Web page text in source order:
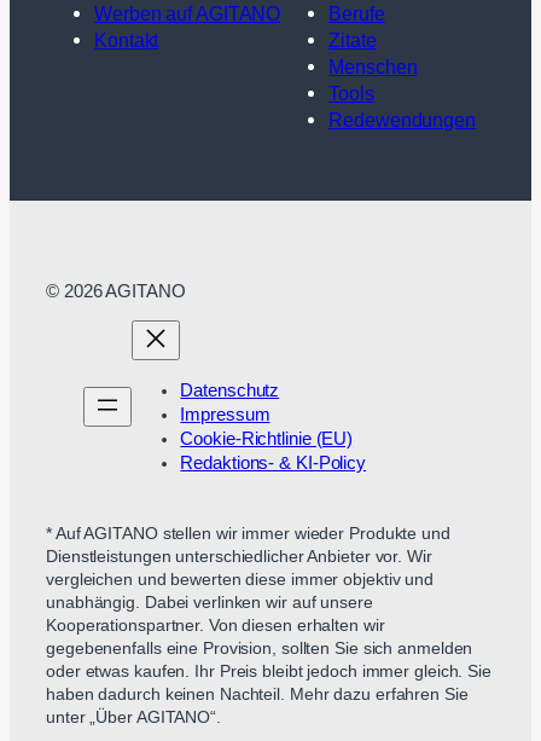
Werben auf AGITANO
Kontakt
Berufe
Zitate
Menschen
Tools
Redewendungen
© 2026 AGITANO
Datenschutz
Impressum
Cookie-Richtlinie (EU)
Redaktions- & KI-Policy
* Auf AGITANO stellen wir immer wieder Produkte und
Dienstleistungen unterschiedlicher Anbieter vor. Wir
vergleichen und bewerten diese immer objektiv und
unabhängig. Dabei verlinken wir auf unsere
Kooperationspartner. Von diesen erhalten wir
gegebenenfalls eine Provision, sollten Sie sich anmelden
oder etwas kaufen. Ihr Preis bleibt jedoch immer gleich. Sie
haben dadurch keinen Nachteil. Mehr dazu erfahren Sie
unter „Über AGITANO“.